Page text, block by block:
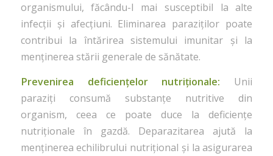
organismului, făcându-l mai susceptibil la alte
infecții și afecțiuni. Eliminarea paraziților poate
contribui la întărirea sistemului imunitar și la
menținerea stării generale de sănătate.
Prevenirea deficiențelor nutriționale: Unii
paraziți consumă substanțe nutritive din
organism, ceea ce poate duce la deficiențe
nutriționale în gazdă. Deparazitarea ajută la
menținerea echilibrului nutrițional și la asigurarea